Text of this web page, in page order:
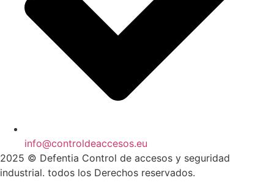
info@controldeaccesos.eu
2025 © Defentia Control de accesos y seguridad
industrial. todos los Derechos reservados.